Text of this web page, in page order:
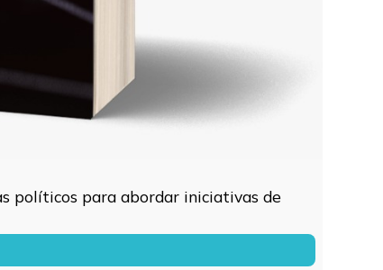
políticos para abordar iniciativas de